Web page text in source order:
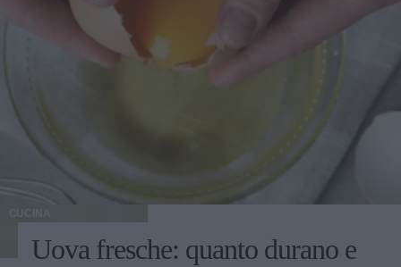
CUCINA
Uova fresche: quanto durano e